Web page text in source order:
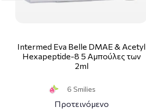
Intermed Eva Belle DMAE & Acetyl
Hexapeptide-8 5 Αμπούλες των
2ml
6 Smilies
Προτεινόμενο